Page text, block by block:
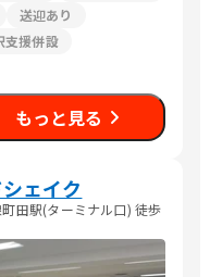
送迎あり
支援併設
もっと見る
ェイク
田駅(ターミナル口) 徒歩